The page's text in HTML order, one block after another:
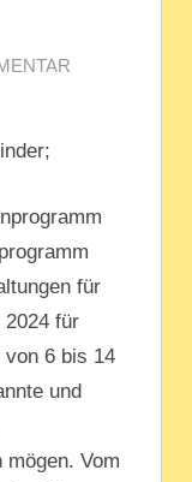
für
2024 für
von 6 bis 14
und
Vom